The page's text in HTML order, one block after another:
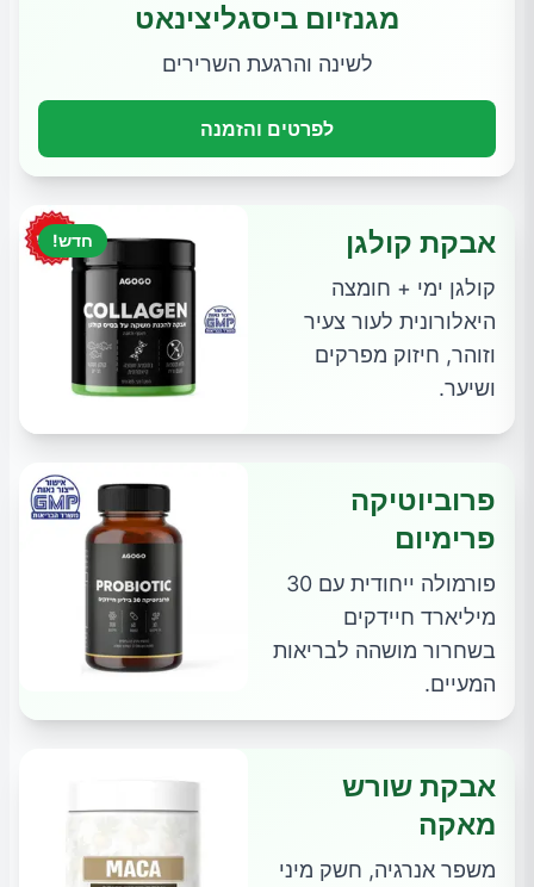
מגנזיום ביסגליצינאט
לשינה והרגעת השרירים
לפרטים והזמנה
חדש! אבקת קולגן
קולגן ימי + חומצה
היאלורונית לעור צעיר
וזוהר, חיזוק מפרקים
ושיער.
פרוביוטיקה
פרימיום
פורמולה ייחודית עם 30
מיליארד חיידקים
בשחרור מושהה לבריאות
המעיים.
אבקת שורש
מאקה
משפר אנרגיה, חשק מיני